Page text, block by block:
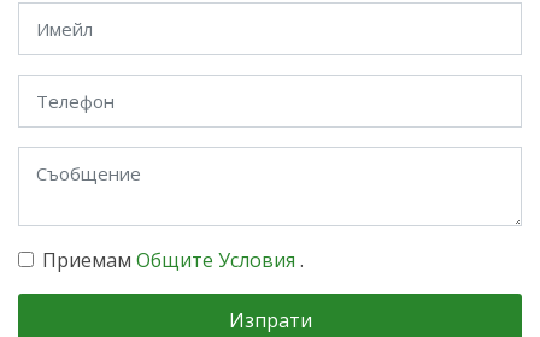
Приемам Общите Условия .
Изпрати